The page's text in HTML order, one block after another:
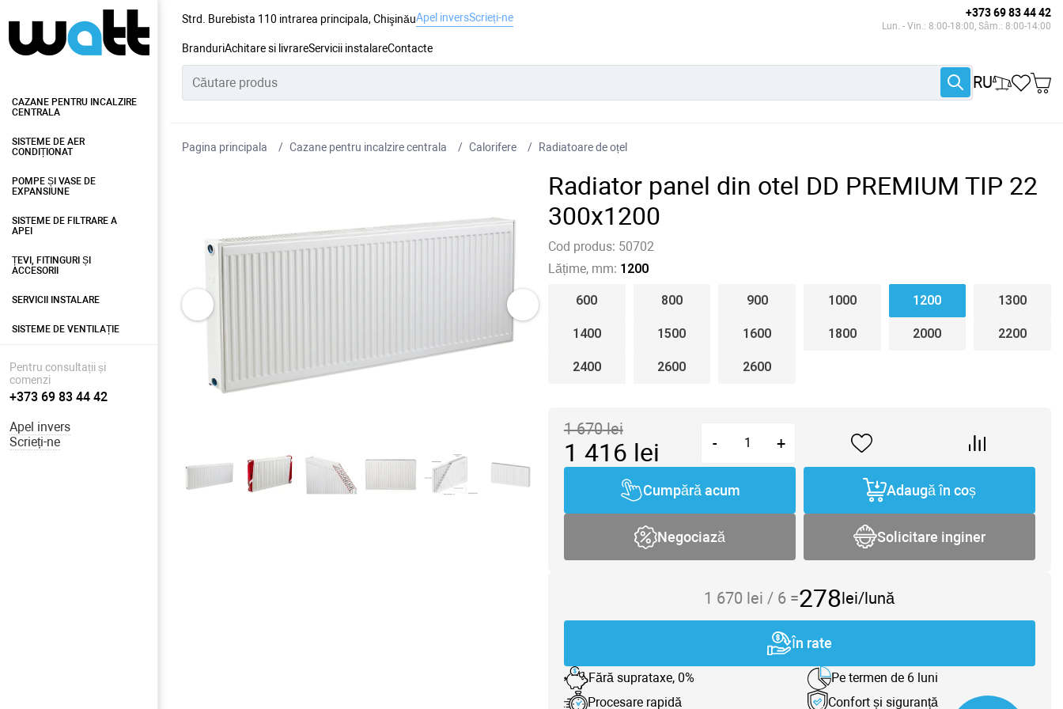
Strd. Burebista 110 intrarea principala, ChişinăuApel inversScrieți-ne +373 69 83 44 42
Lun. - Vin.: 8:00-18:00, Sâm.: 8:00-14:00
BranduriAchitare si livrareServicii instalareContacte
RU
CAZANE PENTRU INCALZIRE
CENTRALA
SISTEME DE AER
CONDIȚIONAT
POMPE ȘI VASE DE
EXPANSIUNE
SISTEME DE FILTRARE A
APEI
ȚEVI, FITINGURI ȘI
ACCESORII
SERVICII INSTALARE
SISTEME DE VENTILAȚIE
Pentru consultații și
comenzi
+373 69 83 44 42
Apel invers
Scrieți-ne
Pagina principala Cazane pentru incalzire centrala Сalorifere Radiatoare de oțel
Radiator panel din otel DD PREMIUM TIP 22
300x1200
Cod produs: 50702
Lățime, mm: 1200
600 800 900 1000 1200 1300
1400 1500 1600 1800 2000 2200
2400 2600 2600
1 670lei
1 416 lei - +
Cumpără acum Adaugă în coș
Negociază Solicitare inginer
1 670 lei / 6 =278lei/lună
În rate
Fără suprataxe, 0%
Pe termen de 6 luni
Procesare rapidă
Confort și siguranță